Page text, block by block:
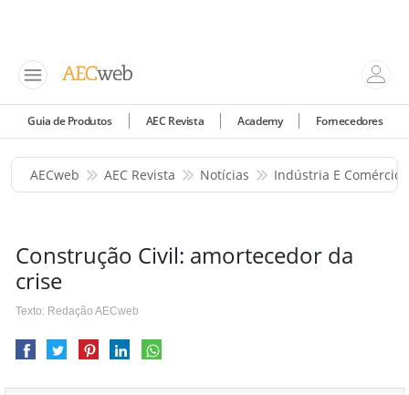
Guia de Produtos AEC Revista Academy Fornecedores
AECweb AEC Revista Notícias Indústria E Comércio
Construção Civil: amortecedor da
crise
Texto: Redação AECweb